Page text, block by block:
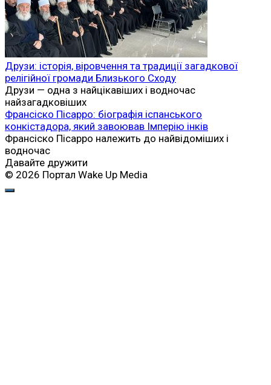
Друзи: історія, віровчення та традиції загадкової
релігійної громади Близького Сходу
Друзи — одна з найцікавіших і водночас
найзагадковіших
Франсіско Пісарро: біографія іспанського
конкістадора, який завоював Імперію інків
Франсіско Пісарро належить до найвідоміших і
водночас
Давайте дружити
© 2026 Портал Wake Up Media